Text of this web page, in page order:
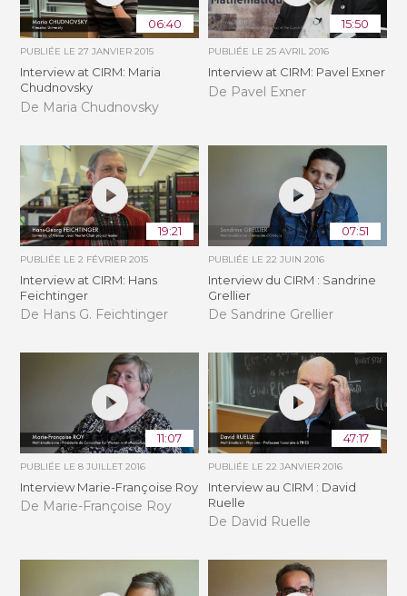
06:40
PUBLIÉE LE27 JANVIER 2015
Interview at CIRM: Maria
Chudnovsky
De Maria Chudnovsky
15:50
PUBLIÉE LE 25 AVRIL 2016
Interview at CIRM: Pavel Exner
De Pavel Exner
19:21
PUBLIÉE LE2 FÉVRIER 2015
Interview at CIRM: Hans
Feichtinger
De Hans G. Feichtinger
07:51
PUBLIÉE LE 22 JUIN 2016
Interview du CIRM : Sandrine
Grellier
De Sandrine Grellier
11:07
PUBLIÉE LE8 JUILLET 2016
Interview Marie-Françoise Roy
De Marie-Françoise Roy
47:17
PUBLIÉE LE 22 JANVIER 2016
Interview au CIRM : David
Ruelle
De David Ruelle